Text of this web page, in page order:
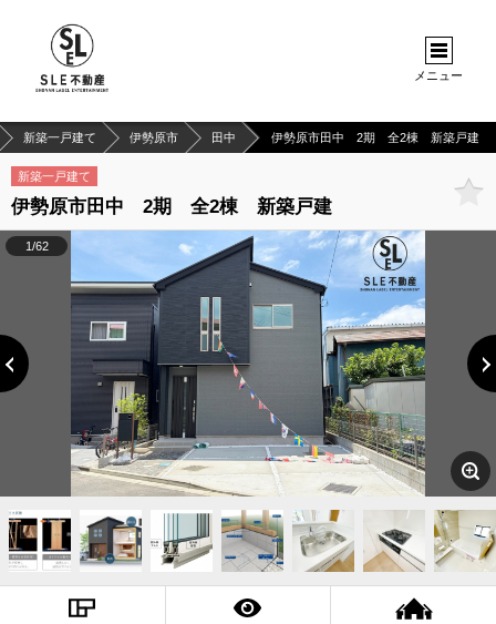
メニュー
新築一戸建て 伊勢原市 田中 伊勢原市田中 2期 全2棟 新築戸建
新築一戸建て
伊勢原市田中 2期 全2棟 新築戸建
1/62